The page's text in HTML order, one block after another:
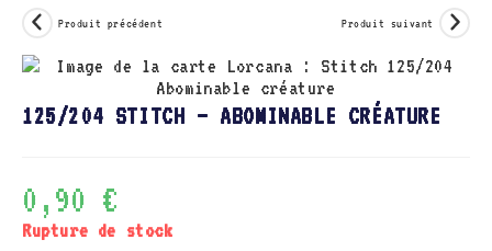
Produit précédent Produit suivant
125/204 STITCH – ABOMINABLE CRÉATURE
0,90 €
Rupture de stock